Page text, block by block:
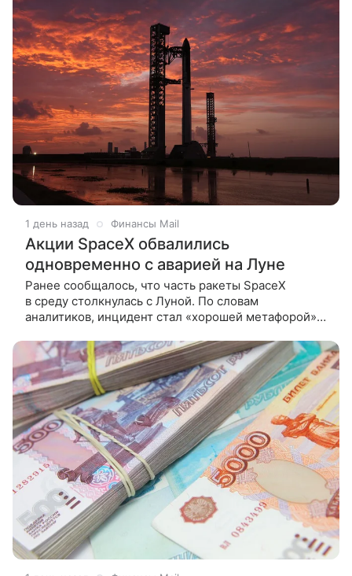
1 день назад Финансы Mail
Акции SpaceX обвалились
одновременно с аварией на Луне
Ранее сообщалось, что часть ракеты SpaceX
в среду столкнулась с Луной. По словам
аналитиков, инцидент стал «хорошей метафорой»
космической техники. Об этом